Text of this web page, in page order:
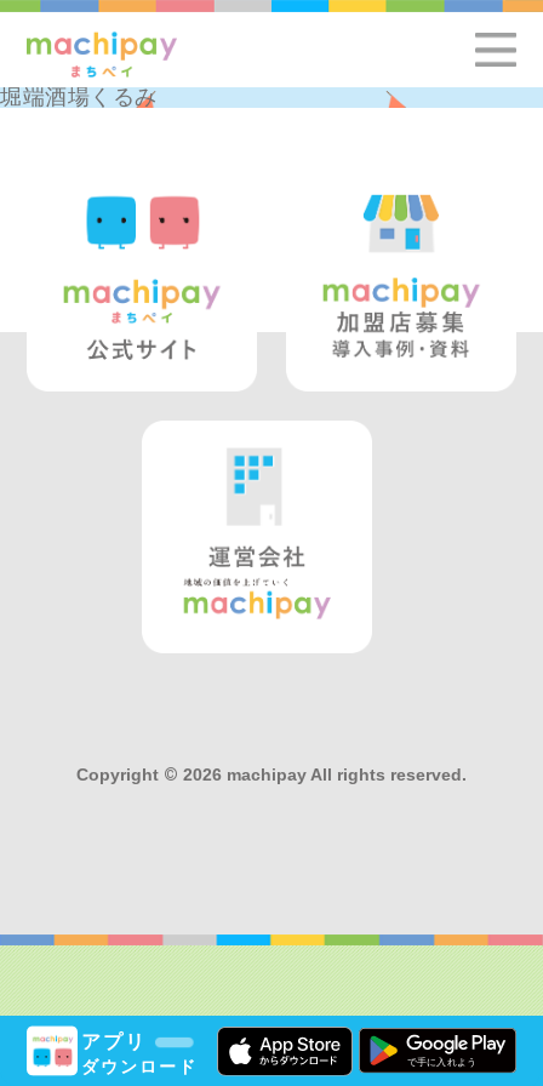
アプリ
ダウンロード
堀端酒場くるみ
Copyright © 2026 machipay All rights reserved.